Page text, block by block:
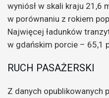
wyniósł w skali kraju 21,6
w porównaniu z rokiem
Najwięcej ładunków
w gdańskim porcie – 65,1
RUCH PASAŻERSKI
Z danych opublikowanych